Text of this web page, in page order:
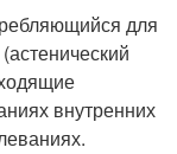
для
внутренних